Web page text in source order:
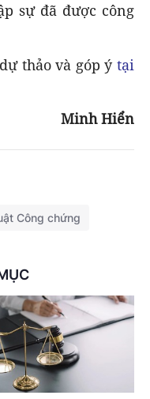
sự đã được công
thảo và góp ý tại
Minh Hiển
Công chứng